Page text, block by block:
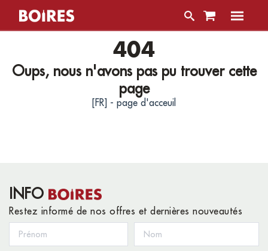
404
Oups, nous n'avons pas pu trouver cette
page
[FR] - page d'acceuil
INFO
Restez informé de nos offres et dernières nouveautés